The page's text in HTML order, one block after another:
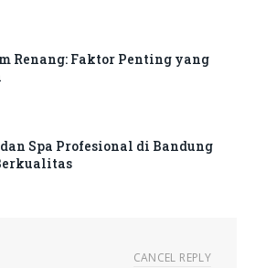
Renang: Faktor Penting yang
Spa Profesional di Bandung
CANCEL REPLY